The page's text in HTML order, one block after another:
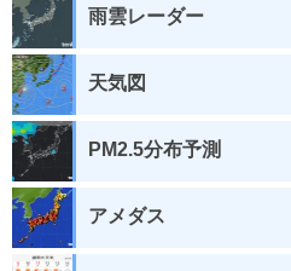
雨雲レーダー
天気図
PM2.5分布予測
アメダス